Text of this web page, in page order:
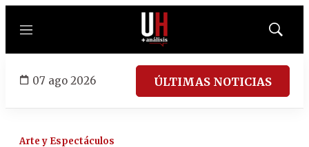
Menú
Mostrar
07 ago 2026 ÚLTIMAS NOTICIAS
Arte y Espectáculos